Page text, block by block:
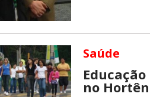
Saúde
no